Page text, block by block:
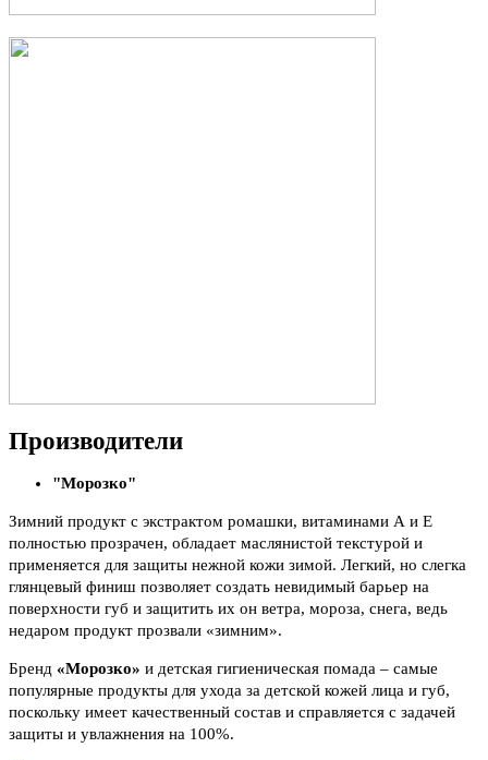
Производители
"Морозко"
Зимний продукт с экстрактом ромашки, витаминами А и Е
полностью прозрачен, обладает маслянистой текстурой и
применяется для защиты нежной кожи зимой. Легкий, но слегка
глянцевый финиш позволяет создать невидимый барьер на
поверхности губ и защитить их он ветра, мороза, снега, ведь
недаром продукт прозвали «зимним».
Бренд «Морозко» и детская гигиеническая помада – самые
популярные продукты для ухода за детской кожей лица и губ,
поскольку имеет качественный состав и справляется с задачей
защиты и увлажнения на 100%.